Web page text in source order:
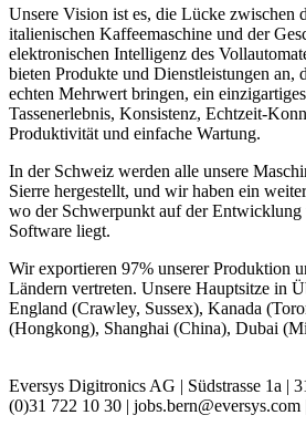
Unsere Vision ist es, die Lücke zwischen
italienischen Kaffeemaschine und der
elektronischen Intelligenz des
bieten Produkte und Dienstleistungen an,
echten Mehrwert bringen, ein
Tassenerlebnis, Konsistenz, Echtzeit-
Produktivität und einfache Wartung.
In der Schweiz werden alle unsere
Sierre hergestellt, und wir haben ein
wo der Schwerpunkt auf der
Software liegt.
Wir exportieren 97% unserer Produktion
Ländern vertreten. Unsere Hauptsitze in
England (Crawley, Sussex), Kanada
(Hongkong), Shanghai (China), Dubai
Eversys Digitronics AG | Südstrasse 1a |
(0)31 722 10 30 | jobs.bern@eversys.com |